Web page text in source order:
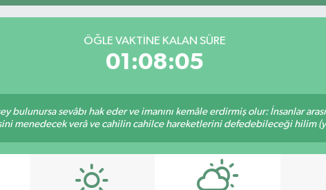
BİST100 13.703 %11
ÖĞLE VAKTINE KALAN SÜRE
01:08:05
bulunursa sevâbı hak eder ve imanını kemâle erdirmiş olur: İnsanlar
menedecek verâ ve cahilin cahilce hareketlerini defedebileceği hilim